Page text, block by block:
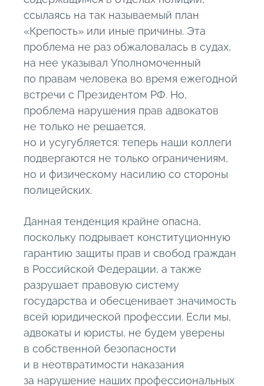
ссылаясь на так называемый план
«Крепость» или иные причины. Эта
проблема не раз обжаловалась в судах,
на нее указывал Уполномоченный
по правам человека во время ежегодной
встречи с Президентом РФ. Но,
проблема нарушения прав адвокатов
не только не решается,
но и усугубляется: теперь наши коллеги
подвергаются не только ограничениям,
но и физическому насилию со стороны
полицейских.
Данная тенденция крайне опасна,
поскольку подрывает конституционную
гарантию защиты прав и свобод граждан
в Российской Федерации, а также
разрушает правовую систему
государства и обесценивает значимость
всей юридической профессии. Если мы,
адвокаты и юристы, не будем уверены
в собственной безопасности
и в неотвратимости наказания
за нарушение наших профессиональных